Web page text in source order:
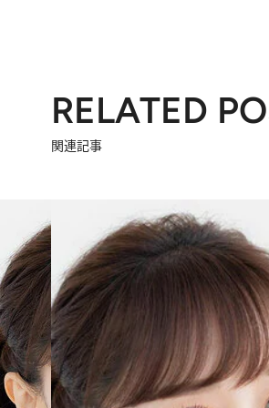
RELATED
関連記事